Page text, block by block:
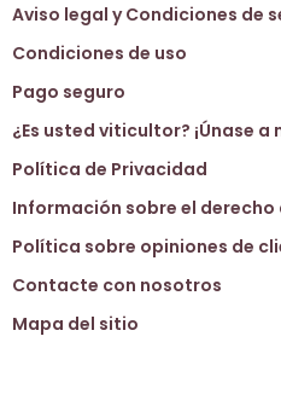
Aviso legal y Condiciones de
Condiciones de uso
Pago seguro
¿Es usted viticultor? ¡Únase a
Política de Privacidad
Información sobre el
Política sobre opiniones de
Contacte con nosotros
Mapa del sitio